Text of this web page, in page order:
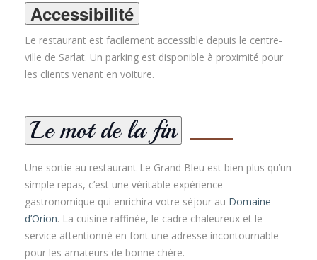
Accessibilité
Le restaurant est facilement accessible depuis le centre-
ville de Sarlat. Un parking est disponible à proximité pour
les clients venant en voiture.
Le mot de la fin
Une sortie au restaurant Le Grand Bleu est bien plus qu’un
simple repas, c’est une véritable expérience
gastronomique qui enrichira votre séjour au Domaine
d’Orion. La cuisine raffinée, le cadre chaleureux et le
service attentionné en font une adresse incontournable
pour les amateurs de bonne chère.